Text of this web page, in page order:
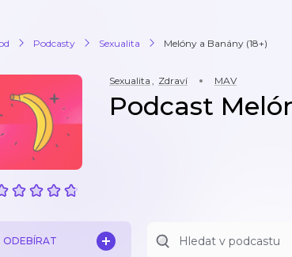
Podcasty Sexualita Melóny a Banány (18+)
Sexualita , Zdraví MAV
Podcast
ODEBÍRAT